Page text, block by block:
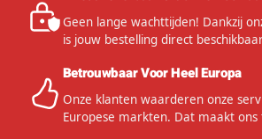
Geen lange wachttijden! Dankzij
is jouw bestelling direct
Betrouwbaar Voor Heel Europa
Onze klanten waarderen onze
Europese markten. Dat maakt ons